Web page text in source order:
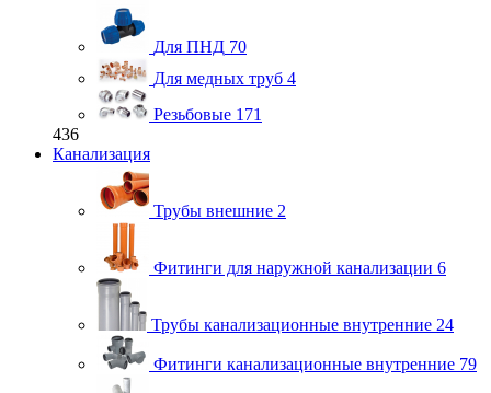
Для ПНД 70
Для медных труб 4
Резьбовые 171
436
Канализация
Трубы внешние 2
Фитинги для наружной канализации 6
Трубы канализационные внутренние 24
Фитинги канализационные внутренние 79